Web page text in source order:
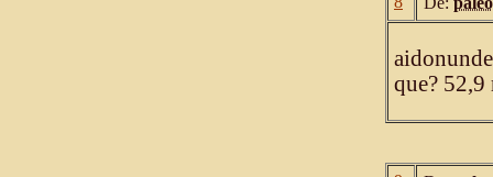
que? 52,9